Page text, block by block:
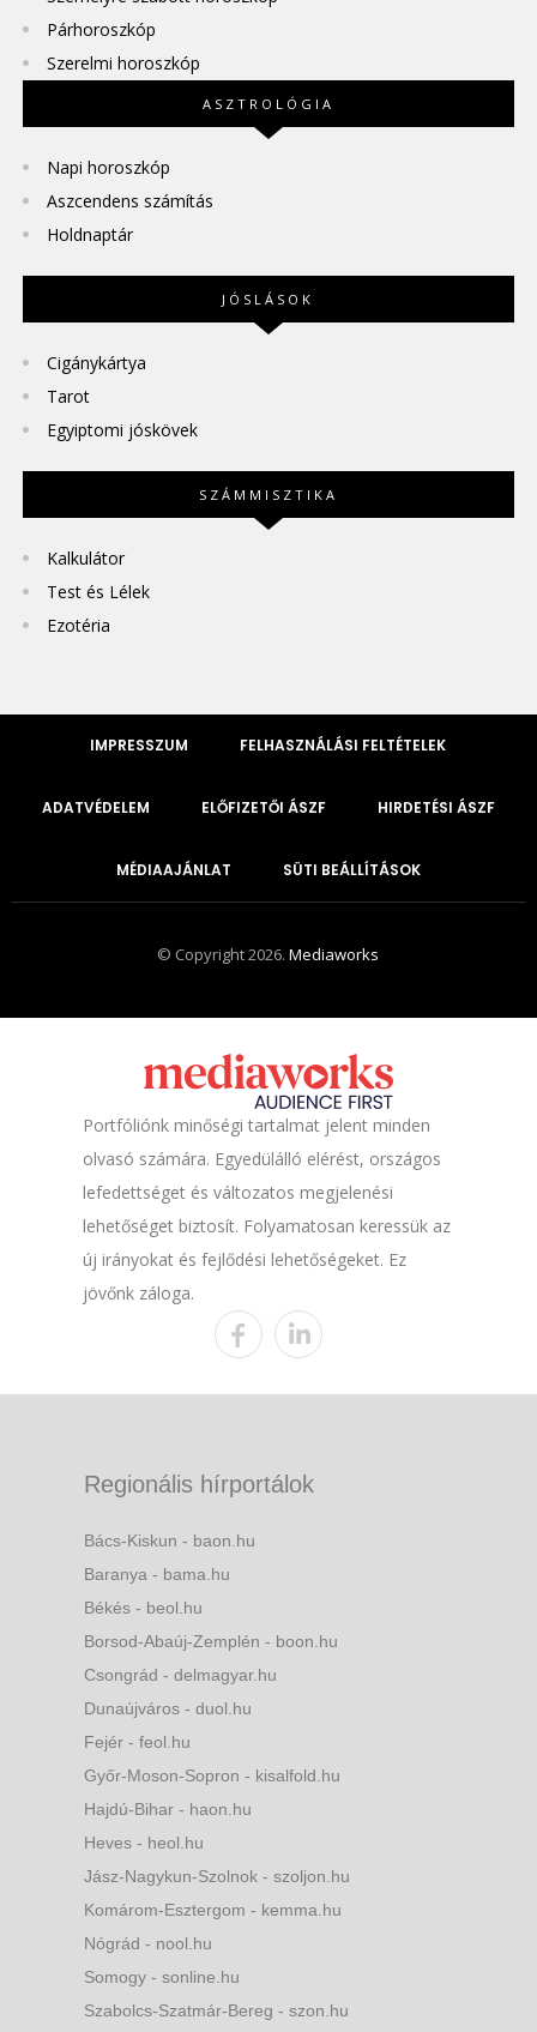
Párhoroszkóp
Szerelmi horoszkóp
ASZTROLÓGIA
Napi horoszkóp
Aszcendens számítás
Holdnaptár
JÓSLÁSOK
Cigánykártya
Tarot
Egyiptomi jóskövek
SZÁMMISZTIKA
Kalkulátor
Test és Lélek
Ezotéria
IMPRESSZUM FELHASZNÁLÁSI FELTÉTELEK
ADATVÉDELEM ELŐFIZETŐI ÁSZF HIRDETÉSI ÁSZF
MÉDIAAJÁNLAT SÜTI BEÁLLÍTÁSOK
© Copyright 2026.Mediaworks
Portfóliónk minőségi tartalmat jelent minden
olvasó számára. Egyedülálló elérést, országos
lefedettséget és változatos megjelenési
lehetőséget biztosít. Folyamatosan keressük az
új irányokat és fejlődési lehetőségeket. Ez
jövőnk záloga.
Regionális hírportálok
Bács-Kiskun - baon.hu
Baranya - bama.hu
Békés - beol.hu
Borsod-Abaúj-Zemplén - boon.hu
Csongrád - delmagyar.hu
Dunaújváros - duol.hu
Fejér - feol.hu
Győr-Moson-Sopron - kisalfold.hu
Hajdú-Bihar - haon.hu
Heves - heol.hu
Jász-Nagykun-Szolnok - szoljon.hu
Komárom-Esztergom - kemma.hu
Nógrád - nool.hu
Somogy - sonline.hu
Szabolcs-Szatmár-Bereg - szon.hu